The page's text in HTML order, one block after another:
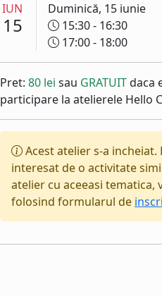
IUN
15
Duminică, 15 iunie
15:30 - 16:30
17:00 - 18:00
Pret: 80 lei sau GRATUITdaca
participare la atelierele Hello
Acest atelier s-a incheiat.
interesat de o activitate
atelier cu aceeasi tematica,
folosind formularul de